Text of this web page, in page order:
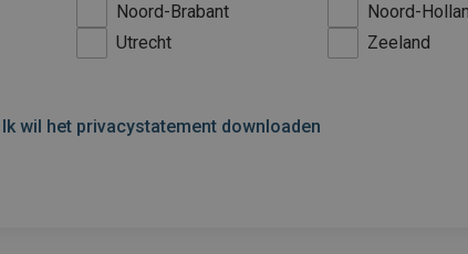
Noord-Brabant
Noord-
Utrecht
Zeeland
Ik wil het privacystatement downloaden